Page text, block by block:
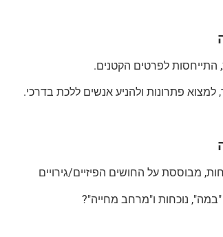
התייחסות לפרטים הקטנים.
למצוא פתרונות ולהניע אנשים ללכת בדרכי.
מבוססת על החושים הפיזיים/גירויים
"במה", נוכחות ו"מרחב מחייה"?